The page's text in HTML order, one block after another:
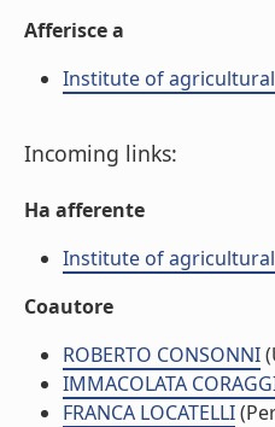
Afferisce a
Institute of
Incoming links:
Ha afferente
Institute of
Coautore
ROBERTO CONSONNI
IMMACOLATA
FRANCA LOCATELLI